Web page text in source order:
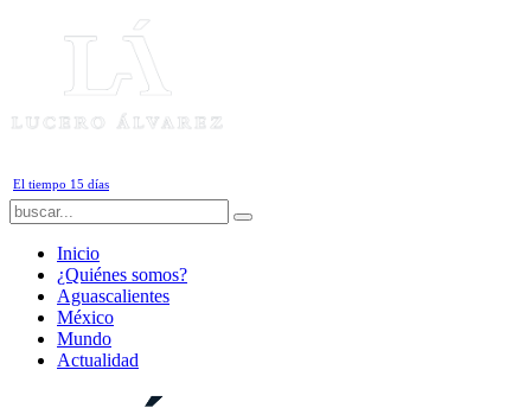
El tiempo 15 días
Inicio
¿Quiénes somos?
Aguascalientes
México
Mundo
Actualidad